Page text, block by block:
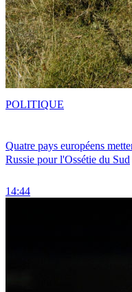
Quatre pays européens
Russie pour l'Ossétie du Sud
14:44
POLITIQUE